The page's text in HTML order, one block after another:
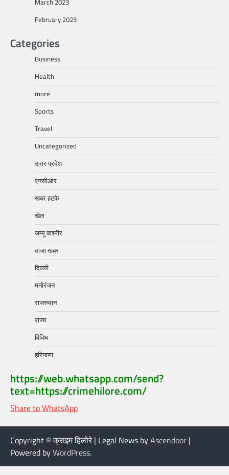
February 2023
Categories
Business
Health
more
Sports
Travel
Uncategorized
उत्तर प्रदेश
एनसीआर
खबर हटके
खेल
जम्मू कश्मीर
ताजा खबर
दिल्ली
मनोरंजन
राजस्थान
राज्य
विविध
हरियाणा
https://web.whatsapp.com/send?
text=https://crimehilore.com/
Share to WhatsApp
Copyright © क्राइम हिलोरे | Legal News byAscendoor |
Powered byWordPress.